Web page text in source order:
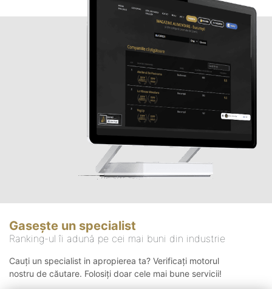
Gasește un specialist
Ranking-ul îi adună pe cei mai buni din industrie
Cauți un specialist in apropierea ta? Verificați motorul
nostru de căutare. Folosiți doar cele mai bune servicii!